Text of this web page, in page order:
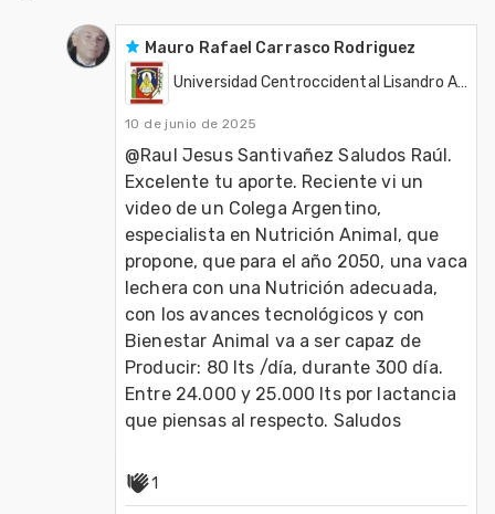
Mauro Rafael Carrasco Rodriguez
Universidad Centroccidental Lisandro Alvarado
10 de junio de 2025
@Raul Jesus Santivañez Saludos Raúl.
Excelente tu aporte. Reciente vi un
video de un Colega Argentino,
especialista en Nutrición Animal, que
propone, que para el año 2050, una vaca
lechera con una Nutrición adecuada,
con los avances tecnológicos y con
Bienestar Animal va a ser capaz de
Producir: 80 lts /día, durante 300 día.
Entre 24.000 y 25.000 lts por lactancia
que piensas al respecto. Saludos
1